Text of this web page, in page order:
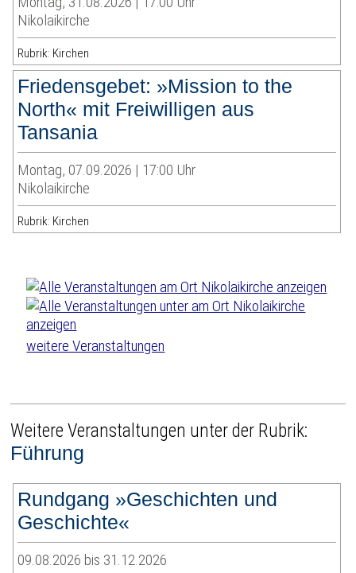
Nikolaikirche
Rubrik: Kirchen
Friedensgebet: »Mission to the
North« mit Freiwilligen aus
Tansania
Montag, 07.09.2026 | 17:00 Uhr
Nikolaikirche
Rubrik: Kirchen
weitere Veranstaltungen
Weitere Veranstaltungen unter der Rubrik:
Führung
Rundgang »Geschichten und
Geschichte«
09.08.2026 bis 31.12.2026